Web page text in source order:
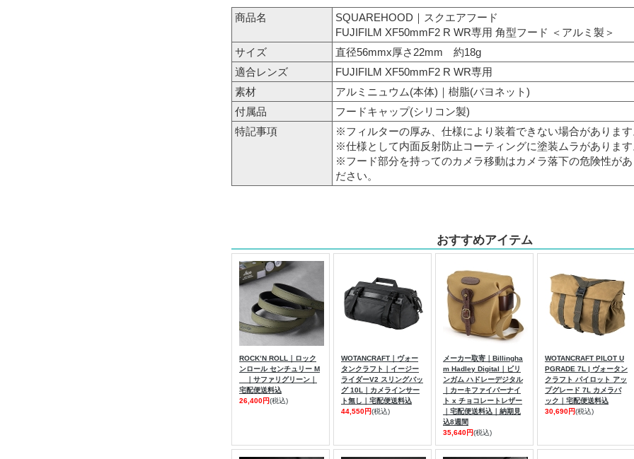
商品名
SQUAREHOOD｜スクエアフード
FUJIFILM XF50mmF2 R WR専用 角型フード ＜アルミ製＞
サイズ
直径56mmx厚さ22mm 約18g
適合レンズ
FUJIFILM XF50mmF2 R WR専用
素材
アルミニュウム(本体)｜樹脂(バヨネット)
付属品
フードキャップ(シリコン製)
特記事項
※フィルターの厚み、仕様により装着できない場合がありま
※仕様として内面反射防止コーティングに塗装ムラがありま
※フード部分を持ってのカメラ移動はカメラ落下の危険性が
ださい。
おすすめアイテム
ROCK’N ROLL｜ロック
ンロール センチュリー M
｜サファリグリーン｜
宅配便送料込
26,400円(税込)
WOTANCRAFT｜ヴォー
タンクラフト｜イージー
ライダーV2 スリングバッ
グ 10L｜カメラインサー
ト無し｜宅配便送料込
44,550円(税込)
メーカー取寄｜Billingha
m Hadley Digital｜ビリ
ンガム ハドレーデジタル
｜カーキファイバーナイ
ト x チョコレートレザー
｜宅配便送料込｜納期見
込8週間
35,640円(税込)
WOTANCRAFT PILOT U
PGRADE 7L | ヴォータン
クラフト パイロット アッ
プグレード 7L カメラバ
ック｜宅配便送料込
30,690円(税込)